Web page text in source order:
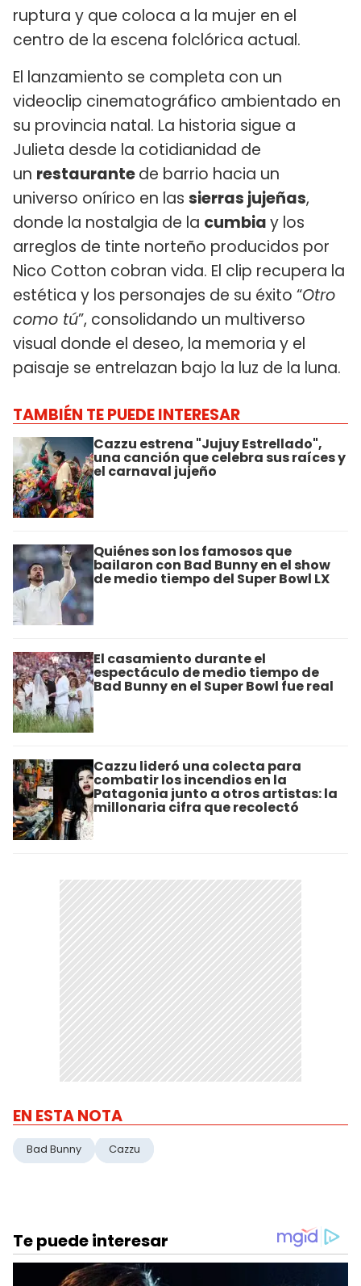
ruptura y que coloca a la mujer en el
centro de la escena folclórica actual.
El lanzamiento se completa con un
videoclip cinematográfico ambientado en
su provincia natal. La historia sigue a
Julieta desde la cotidianidad de
un restaurantede barrio hacia un
universo onírico en las sierras jujeñas,
donde la nostalgia de la cumbiay los
arreglos de tinte norteño producidos por
Nico Cotton cobran vida. El clip recupera la
estética y los personajes de su éxito “Otro
como tú”, consolidando un multiverso
visual donde el deseo, la memoria y el
paisaje se entrelazan bajo la luz de la luna.
TAMBIÉN TE PUEDE INTERESAR
Cazzu estrena "Jujuy Estrellado",
una canción que celebra sus raíces y
el carnaval jujeño
Quiénes son los famosos que
bailaron con Bad Bunny en el show
de medio tiempo del Super Bowl LX
El casamiento durante el
espectáculo de medio tiempo de
Bad Bunny en el Super Bowl fue real
Cazzu lideró una colecta para
combatir los incendios en la
Patagonia junto a otros artistas: la
millonaria cifra que recolectó
EN ESTA NOTA
Bad Bunny Cazzu